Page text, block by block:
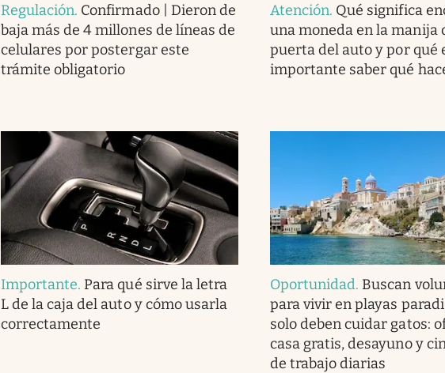
Regulación. Confirmado | Dieron de
baja más de 4 millones de líneas de
celulares por postergar este
trámite obligatorio
Atención. Qué significa
una moneda en la manija
puerta del auto y por qué
importante saber qué
Importante. Para qué sirve la letra
L de la caja del auto y cómo usarla
correctamente
Oportunidad. Buscan
para vivir en playas
solo deben cuidar gatos:
casa gratis, desayuno y
de trabajo diarias